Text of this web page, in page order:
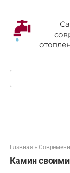
контенту
Поиск:
Главная »
Камин